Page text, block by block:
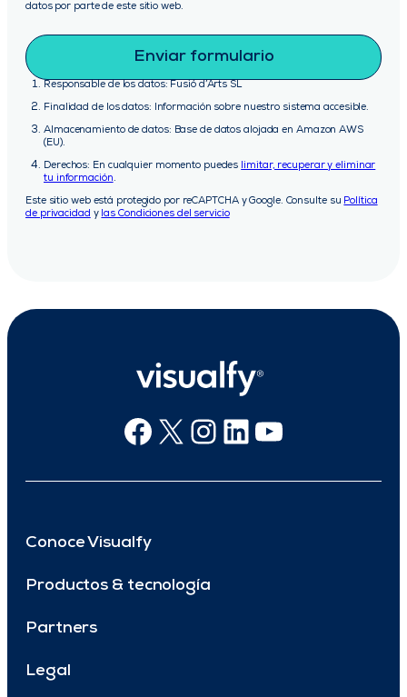
datos por parte de este sitio web.
Responsable de los datos: Fusió d’Arts SL
Finalidad de los datos: Información sobre nuestro sistema accesible.
Almacenamiento de datos: Base de datos alojada en Amazon AWS
(EU).
Derechos: En cualquier momento puedes
limitar, recuperar y eliminar
tu información.
Este sitio web está protegido por reCAPTCHA y Google. Consulte su Política
de privacidad y las Condiciones del servicio
Facebook
X Instagram
Linkedin
Youtube
Conoce Visualfy
Productos & tecnología
Partners
Legal